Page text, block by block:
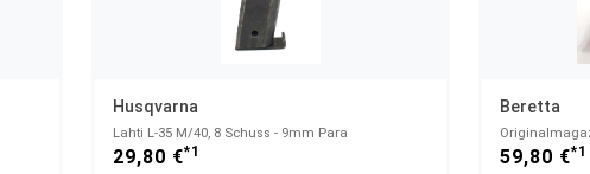
Husqvarna
Lahti L-35 M/40, 8 Schuss - 9mm Para
29,80 €*1
Beretta
59,80 €*1